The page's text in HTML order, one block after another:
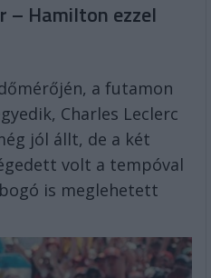
– Hamilton ezzel
a futamon
Charles Leclerc
jól állt, de a két
volt a tempóval
is meglehetett